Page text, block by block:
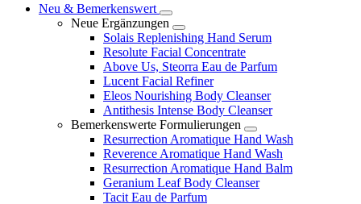
Neu & Bemerkenswert
Neue Ergänzungen
Solais Replenishing Hand Serum
Resolute Facial Concentrate
Above Us, Steorra Eau de Parfum
Lucent Facial Refiner
Eleos Nourishing Body Cleanser
Antithesis Intense Body Cleanser
Bemerkenswerte Formulierungen
Resurrection Aromatique Hand Wash
Reverence Aromatique Hand Wash
Resurrection Aromatique Hand Balm
Geranium Leaf Body Cleanser
Tacit Eau de Parfum